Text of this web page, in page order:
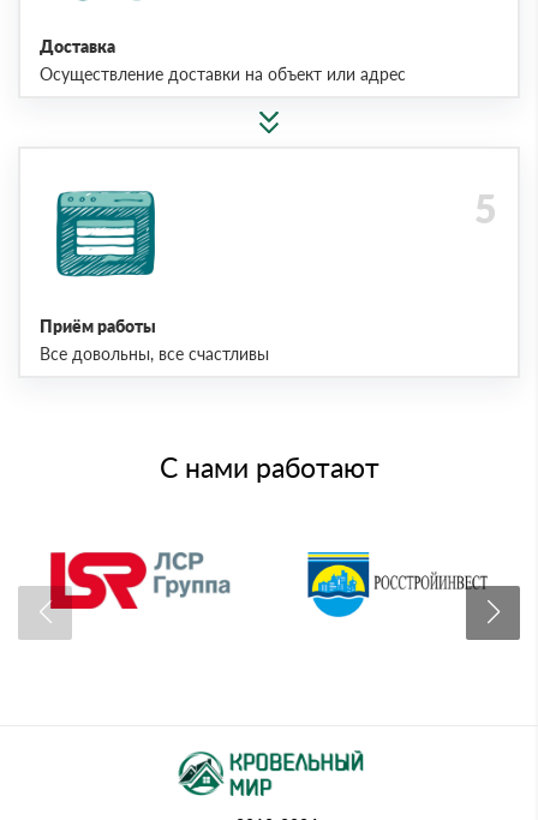
Доставка
Осуществление доставки на объект или адрес
Приём работы
Все довольны, все счастливы
С нами работают